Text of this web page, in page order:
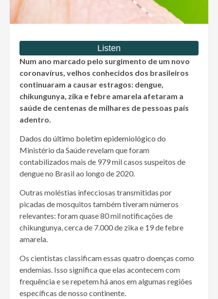
Num ano marcado pelo surgimento de um novo
coronavírus, velhos conhecidos dos brasileiros
continuaram a causar estragos: dengue,
chikungunya, zika e febre amarela afetaram a
saúde de centenas de milhares de pessoas país
adentro.
Dados do último boletim epidemiológico do
Ministério da Saúde revelam que foram
contabilizados mais de 979 mil casos suspeitos de
dengue no Brasil ao longo de 2020.
Outras moléstias infecciosas transmitidas por
picadas de mosquitos também tiveram números
relevantes: foram quase 80 mil notificações de
chikungunya, cerca de 7.000 de zika e 19 de febre
amarela.
Os cientistas classificam essas quatro doenças como
endemias. Isso significa que elas acontecem com
frequência e se repetem há anos em algumas regiões
específicas de nosso continente.